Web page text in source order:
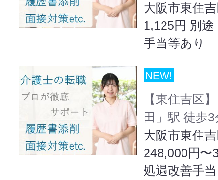
大阪市東住
1,125円 別
手当等あり
NEW!
【東住吉区
田」駅 徒歩
大阪市東住
248,000円〜
処遇改善手